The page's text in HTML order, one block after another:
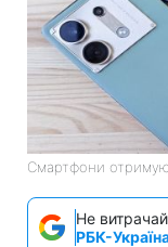
Смартфони
Не
РБК-